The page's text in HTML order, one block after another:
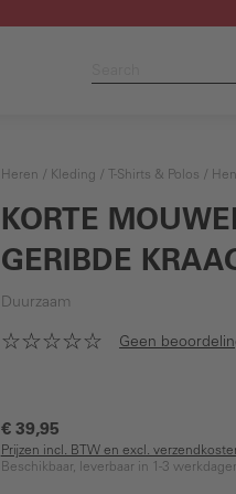
Heren Kleding T-Shirts & Polos
KORTE
GERIBDE
Duurzaam
Geen
€ 39,95
Prijzen incl. BTW en excl.
Beschikbaar, leverbaar in 1-3